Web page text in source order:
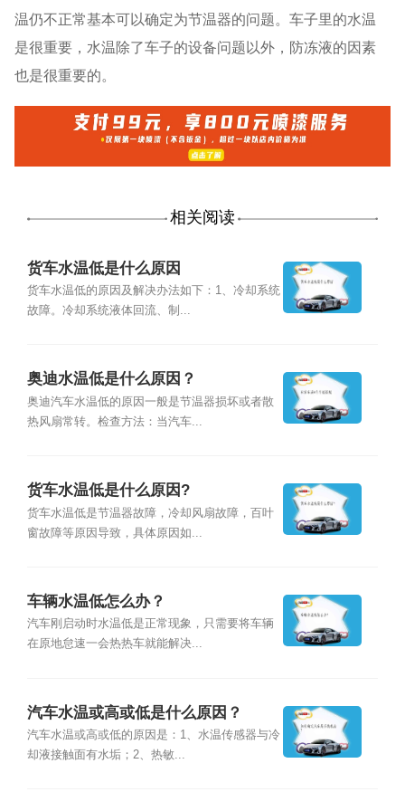
温仍不正常基本可以确定为节温器的问题。车子里的水温
是很重要，水温除了车子的设备问题以外，防冻液的因素
也是很重要的。
相关阅读
货车水温低是什么原因
货车水温低的原因及解决办法如下：1、冷却系统
故障。冷却系统液体回流、制...
奥迪水温低是什么原因？
奥迪汽车水温低的原因一般是节温器损坏或者散
热风扇常转。检查方法：当汽车...
货车水温低是什么原因?
货车水温低是节温器故障，冷却风扇故障，百叶
窗故障等原因导致，具体原因如...
车辆水温低怎么办？
汽车刚启动时水温低是正常现象，只需要将车辆
在原地怠速一会热热车就能解决...
汽车水温或高或低是什么原因？
汽车水温或高或低的原因是：1、水温传感器与冷
却液接触面有水垢；2、热敏...